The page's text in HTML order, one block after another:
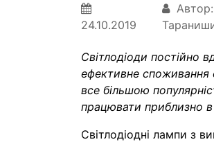
24.10.2019
Світлодіоди постійно
ефективне споживання
все більшою
працювати приблизно
Світлодіодні лампи з